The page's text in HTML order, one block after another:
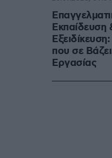
Εκπαίδευση
που σε
Eργασίας